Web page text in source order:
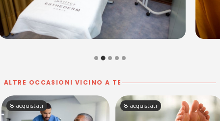
ALTRE OCCASIONI VICINO A TE
8 acquistati 8 acquistati